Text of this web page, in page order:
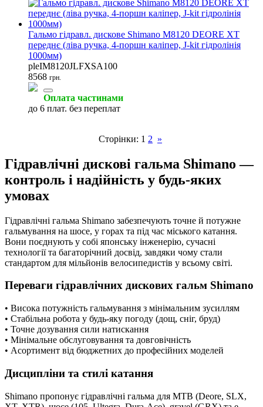
Гальмо гідравл. дискове Shimano M8120 DEORE XT
переднє (ліва ручка, 4-поршн каліпер, J-kit гідролінія
1000мм)
pleIM8120JLFXSA100
8568 грн.
Оплата частинами
до 6 плат. без переплат
Сторінки: 1 2 »
Гідравлічні дискові гальма Shimano —
контроль і надійність у будь-яких
умовах
Гідравлічні гальма Shimano забезпечують точне й потужне
гальмування на шосе, у горах та під час міського катання.
Вони поєднують у собі японську інженерію, сучасні
технології та багаторічний досвід, завдяки чому стали
стандартом для мільйонів велосипедистів у всьому світі.
Переваги гідравлічних дискових гальм Shimano
• Висока потужність гальмування з мінімальним зусиллям
• Стабільна робота у будь-яку погоду (дощ, сніг, бруд)
• Точне дозування сили натискання
• Мінімальне обслуговування та довговічність
• Асортимент від бюджетних до професійних моделей
Дисципліни та стилі катання
Shimano пропонує гідравлічні гальма для MTB (Deore, SLX,